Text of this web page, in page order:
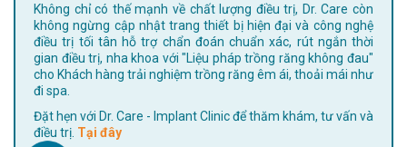
Không chỉ có thế mạnh về chất lượng điều trị, Dr. Care còn
không ngừng cập nhật trang thiết bị hiện đại và công nghệ
điều trị tối tân hỗ trợ chẩn đoán chuẩn xác, rút ngắn thời
gian điều trị, nha khoa với "Liệu pháp trồng răng không đau"
cho Khách hàng trải nghiệm trồng răng êm ái, thoải mái như
đi spa.
Đặt hẹn với Dr. Care - Implant Clinic để thăm khám, tư vấn và
điều trị. Tại đây